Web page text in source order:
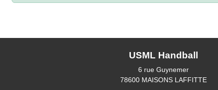
USML Handball
6 rue Guynemer
78600 MAISONS LAFFITTE